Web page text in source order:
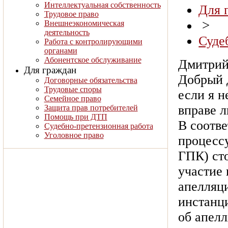
Для
>
Добрый
если я
вправе
В
ГПК)
об
Интеллектуальная собственность
Трудовое право
Внешнеэкономическая
деятельность
Работа с контролирующими
органами
Абонентское обслуживание
Для граждан
Договорные обязательства
Трудовые споры
Семейное право
Защита прав потребителей
Помощь при ДТП
Судебно-претензионная работа
Уголовное право